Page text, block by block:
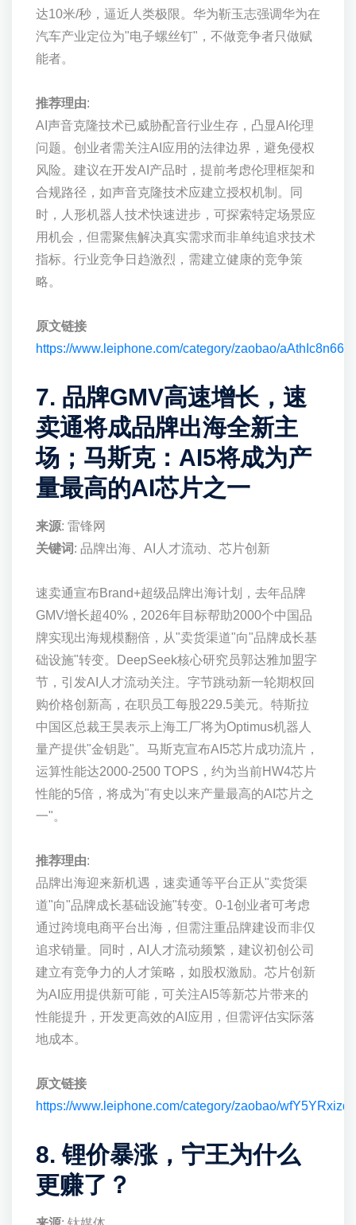
达10米/秒，逼近人类极限。华为靳玉志强调华为在
汽车产业定位为"电子螺丝钉"，不做竞争者只做赋
能者。
推荐理由:
AI声音克隆技术已威胁配音行业生存，凸显AI伦理
问题。创业者需关注AI应用的法律边界，避免侵权
风险。建议在开发AI产品时，提前考虑伦理框架和
合规路径，如声音克隆技术应建立授权机制。同
时，人形机器人技术快速进步，可探索特定场景应
用机会，但需聚焦解决真实需求而非单纯追求技术
指标。行业竞争日趋激烈，需建立健康的竞争策
略。
原文链接
https://www.leiphone.com/category/zaobao/
7. 品牌GMV高速增长，速
卖通将成品牌出海全新主
场；马斯克：AI5将成为产
量最高的AI芯片之一
来源: 雷锋网
关键词 : 品牌出海、AI人才流动、芯片创新
速卖通宣布Brand+超级品牌出海计划，去年品牌
GMV增长超40%，2026年目标帮助2000个中国品
牌实现出海规模翻倍，从"卖货渠道"向"品牌成长基
础设施"转变。DeepSeek核心研究员郭达雅加盟字
节，引发AI人才流动关注。字节跳动新一轮期权回
购价格创新高，在职员工每股229.5美元。特斯拉
中国区总裁王昊表示上海工厂将为Optimus机器人
量产提供"金钥匙"。马斯克宣布AI5芯片成功流片，
运算性能达2000-2500 TOPS，约为当前HW4芯片
性能的5倍，将成为"有史以来产量最高的AI芯片之
一"。
推荐理由:
品牌出海迎来新机遇，速卖通等平台正从"卖货渠
道"向"品牌成长基础设施"转变。0-1创业者可考虑
通过跨境电商平台出海，但需注重品牌建设而非仅
追求销量。同时，AI人才流动频繁，建议初创公司
建立有竞争力的人才策略，如股权激励。芯片创新
为AI应用提供新可能，可关注AI5等新芯片带来的
性能提升，开发更高效的AI应用，但需评估实际落
地成本。
原文链接
https://www.leiphone.com/category/zaobao/
8. 锂价暴涨，宁王为什么
更赚了？